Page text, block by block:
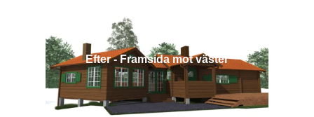
Efter - Framsida mot väster